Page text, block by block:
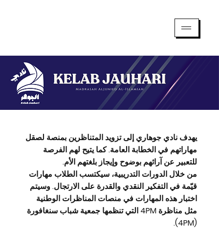
يهدف نادي جوهاري إلى تزويد المتناظرين بمنصة لصقل
مهاراتهم في الخطابة العامة. كما يتيح لهم الفرصة
للتعبير عن آرائهم بوضوح وإيجاز بلغتهم الأم.
من خلال الدورات التدريبية، سيكتسب الطلاب مهارات
قيّمة في التفكير النقدي والقدرة على الارتجال. وسيتم
اختبار هذه المهارات في منصات المناظرات الوطنية
مثل مناظرة 4PM التي تنظمها جمعية شباب سنغافورة
(4PM).